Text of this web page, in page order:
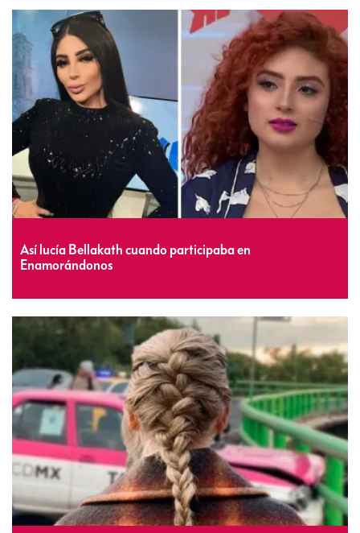
Así lucía Bellakath cuando participaba en
Enamorándonos